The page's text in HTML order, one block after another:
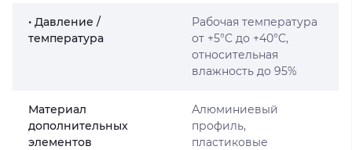
• Давление /
температура
Рабочая температура
от +5°C до +40°C,
относительная
влажность до 95%
Материал
дополнительных
элементов
Алюминиевый
профиль,
пластиковые